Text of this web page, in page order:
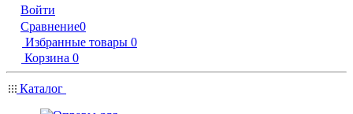
Войти
Сравнение0
Избранные товары 0
Корзина 0
Каталог